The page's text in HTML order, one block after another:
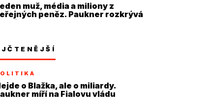
muž, média a miliony z
peněz. Paukner rozkrývá
o Blažka, ale o miliardy.
míří na Fialovu vládu